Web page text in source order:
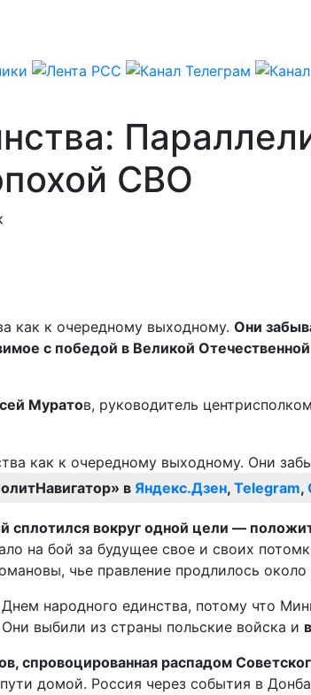
СВО
как к очередному выходному. Они
с победой в Великой
Муратов, руководитель
в Яндекс.Дзен, Telegram,
сплотился вокруг одной цели —
на бой за будущее свое и своих
чье правление продлилось около
народного единства, потому что
выбили из страны польские войска и
спровоцированная распадом
домой. Россия через события в